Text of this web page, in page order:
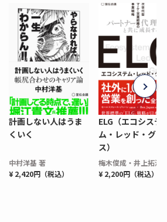
計画しない人はうま
くいく
中村洋基 著
¥ 2,420円（税込）
ELG（エコシステ
ム・レッド・グロ
ス）
梅木俊成・井上拓海
¥ 2,200円（税込）